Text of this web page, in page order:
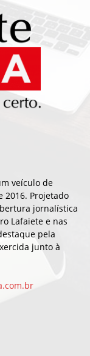
veículo de
2016. Projetado
jornalística
Lafaiete e nas
pela
junto à